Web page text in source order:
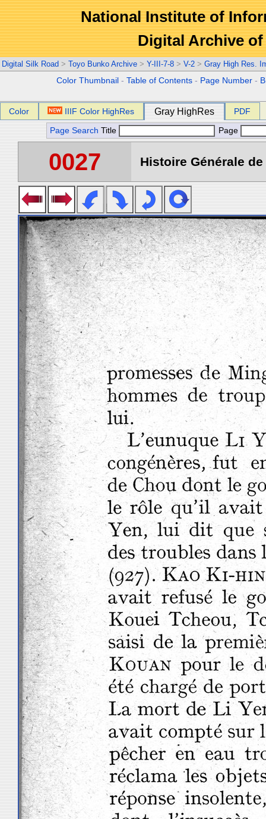
National Institute of
Digital Archive
Digital Silk Road > Toyo Bunko Archive > Y-III-7-8 > V-2 > Gray High Res.
Color Thumbnail -Table of Contents - Page Number -
Color IIIF Color HighRes Gray HighRes PDF
Page Search Title Page
0027 Histoire Générale